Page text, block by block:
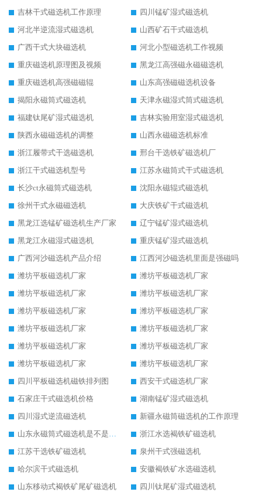
吉林干式磁选机工作原理
四川锰矿湿式磁选机
河北半逆流湿式磁选机
山西矿石干式磁选机
广西干式大块磁选机
河北小型磁选机工作视频
重庆磁选机原理图及视频
黑龙江高强磁永磁磁选机
重庆磁选机高强磁磁辊
山东高强磁磁选机设备
揭阳永磁筒式磁选机
天津永磁湿式筒式磁选机
福建钛尾矿湿式磁选机
吉林实验用室湿式磁选机
陕西永磁磁选机的调整
山西永磁磁选机标准
浙江履带式干选磁选机
邢台干选铁矿磁选机厂
浙江干式磁选机型号
江苏永磁筒式干式磁选机
长沙ct永磁筒式磁选机
沈阳永磁辊式磁选机
徐州干式永磁磁选机
大庆铁矿干式磁选机
黑龙江选锰矿磁选机生产厂家
辽宁锰矿湿式磁选机
黑龙江永磁湿式磁选机
重庆锰矿湿式磁选机
广西河沙磁选机产品介绍
江西河沙磁选机里面是强磁吗
潍坊平板磁选机厂家
潍坊平板磁选机厂家
潍坊平板磁选机厂家
潍坊平板磁选机厂家
潍坊平板磁选机厂家
潍坊平板磁选机厂家
潍坊平板磁选机厂家
潍坊平板磁选机厂家
潍坊平板磁选机厂家
潍坊平板磁选机厂家
潍坊平板磁选机厂家
潍坊平板磁选机厂家
四川平板磁选机磁铁排列图
西安干式磁选机厂家
石家庄干式磁选机价格
湖南锰矿湿式磁选机
四川湿式逆流磁选机
新疆永磁筒磁选机的工作原理
山东永磁筒式磁选机是不是强磁
浙江水选褐铁矿磁选机
江苏干选铁矿磁选机
泉州干式强磁选机
哈尔滨干式磁选机
安徽褐铁矿水选磁选机
山东移动式褐铁矿尾矿磁选机
四川钛尾矿湿式磁选机